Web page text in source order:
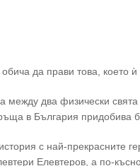
да прави това, което
два физически
в България
с най-прекрасните
Елевтеров, а по-